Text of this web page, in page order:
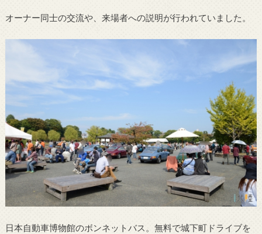
オーナー同士の交流や、来場者への説明が行われていました。
日本自動車博物館のボンネットバス。無料で城下町ドライブを